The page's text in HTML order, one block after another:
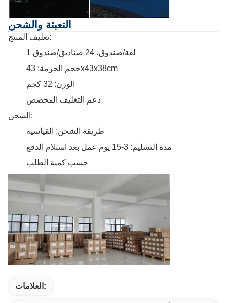
التعبئة والشحن
تغليف المنتج:
1 لفة/صندوق، 24 صناديق/صندوق
حجم الحزمة: 43x43x38cm
الوزن: 32 كجم
دعم التغليف المخصص
الشحن:
طريقة الشحن: القياسية
مدة التسليم: 3-15 يوم عمل بعد استلام الدفع
حسب كمية الطلب
العلامات: